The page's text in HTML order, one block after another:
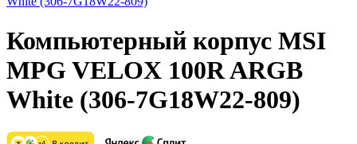
Компьютерный корпус MSI
MPG VELOX 100R ARGB
White (306-7G18W22-809)